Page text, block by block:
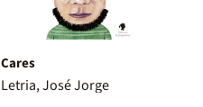
Cares
Letria, José Jorge